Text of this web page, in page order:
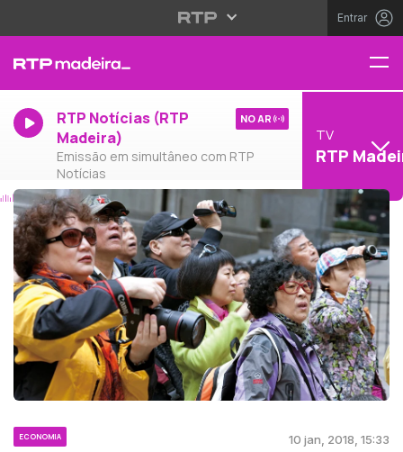
Entrar
RTP Notícias (RTP
Madeira)
Emissão em simultâneo com RTP
Notícias
NO AR
TV
RTP
ECONOMIA 10 jan, 2018, 15:33